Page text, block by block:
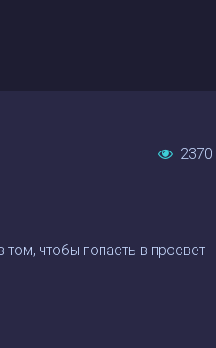
2370
том, чтобы попасть в просвет